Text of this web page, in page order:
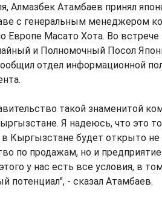
Алмазбек Атамбаев принял
с генеральным менеджером
Европе Масато Хота. Во встрече
и Полномочный Посол
отдел информационной
такой знаменитой
Я надеюсь, что это
Кыргызстане будет открыто не
по продажам, но и
у нас есть все условия, в
потенциал", - сказал Атамбаев.